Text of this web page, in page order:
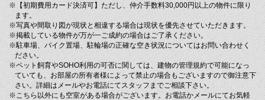
※【初期費用カード決済可】ただし、仲介手数料30,000円以上の物件に限り
ます。
※写真や間取り図が現状と相違する場合は現状を優先させていただきます。
※掲載している物件が万が一ご成約の場合はご了承ください。
※駐車場、バイク置場、駐輪場の正確な空き状況についてはお問い合わせく
ださい。
※ペット飼育やSOHO利用の可否に関しては、建物の管理規約で可能になっ
ていても、お部屋の所有者様によって禁止の場合もございますので御注意下
さい。詳細はメールやお電話にてスタッフまでご相談下さい。
※こちら以外にも空室がある場合がございます。お電話かメールにてお気軽